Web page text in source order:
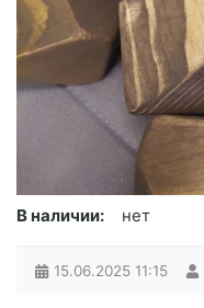
В наличии: нет
15.06.2025 11:15